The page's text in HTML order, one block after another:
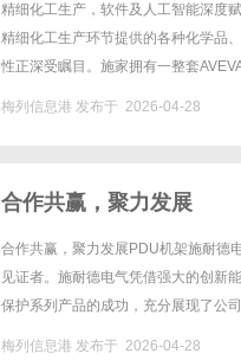
精细化工生产，软件及人工智能深度
精细化工生产环节提供的各种化学品
性正深受瞩目。施家拥有一整套
梅列信息港 发布于 2026-04-28
合作共赢，聚力发展
合作共赢，聚力发展PDU机架施耐德
见证者。施耐德电气凭借强大的创新
保护系列产品的成功，充分展现了公
梅列信息港 发布于 2026-04-28